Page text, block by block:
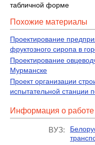
табличной форме
Похожие материалы
Проектирование
фруктозного сиропа в
Проектирование
Мурманске
Проект организации
испытательной станции
Информация о работе
ВУЗ: